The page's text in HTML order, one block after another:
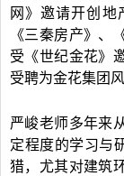
网》邀请开创地
《三秦房产》、
受《世纪金花》
受聘为金花集团风
严峻老师多年来
定程度的学习与
猎，尤其对建筑